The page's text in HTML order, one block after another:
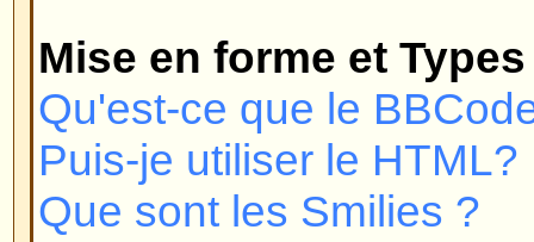
Que sont les groupes
Comment puis-je joindre un
Comment puis-je devenir le
d'utilisateurs ?